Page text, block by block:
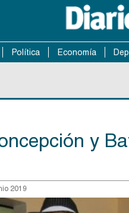
Política Economía
y
2019